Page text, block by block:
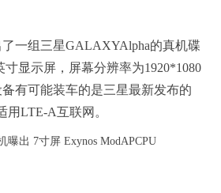
一组三星GALAXYAlpha的真机碟
寸显示屏，屏幕分辨率为1920*1080
有可能装车的是三星最新发布的
用LTE-A互联网。